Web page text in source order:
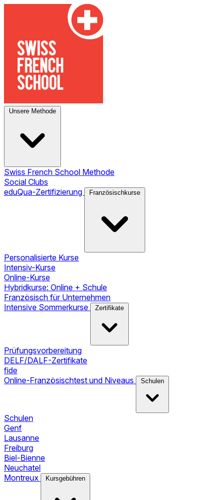
Unsere Methode
Swiss French School Methode
Social Clubs
eduQua-Zertifizierung
Französischkurse
Personalisierte Kurse
Intensiv-Kurse
Online-Kurse
Hybridkurse: Online + Schule
Französisch für Unternehmen
Intensive Sommerkurse
Zertifikate
Prüfungsvorbereitung
DELF/DALF-Zertifikate
fide
Online-Französischtest und Niveaus
Schulen
Schulen
Genf
Lausanne
Freiburg
Biel-Bienne
Neuchatel
Montreux
Kursgebühren